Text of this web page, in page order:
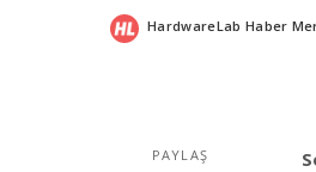
Posted
HardwareLab Haber
PAYLAŞ